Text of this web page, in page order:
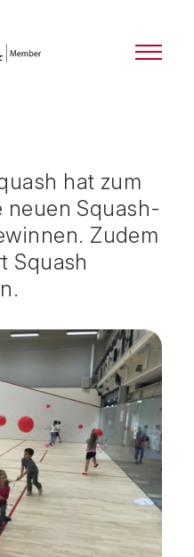
hat zum
neuen Squash-
Zudem
Squash